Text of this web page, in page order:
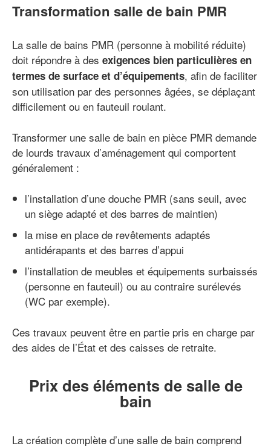
Transformation salle de bain PMR
La salle de bains PMR (personne à mobilité réduite)
doit répondre à des exigences bien particulières en
termes de surface et d’équipements, afin de faciliter
son utilisation par des personnes âgées, se déplaçant
difficilement ou en fauteuil roulant.
Transformer une salle de bain en pièce PMR demande
de lourds travaux d’aménagement qui comportent
généralement :
l’installation d’une douche PMR (sans seuil, avec
un siège adapté et des barres de maintien)
la mise en place de revêtements adaptés
antidérapants et des barres d’appui
l’installation de meubles et équipements surbaissés
(personne en fauteuil) ou au contraire surélevés
(WC par exemple).
Ces travaux peuvent être en partie pris en charge par
des aides de l’État et des caisses de retraite.
Prix des éléments de salle de
bain
La création complète d’une salle de bain comprend